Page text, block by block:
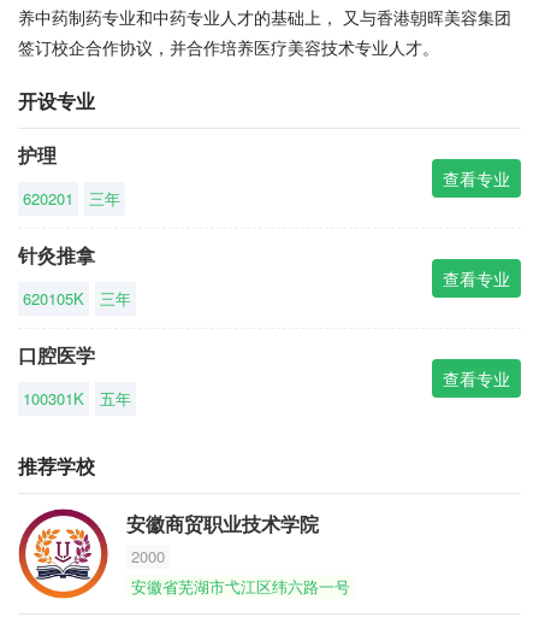
养中药制药专业和中药专业人才的基础上， 又与香港朝晖美容集团
签订校企合作协议，并合作培养医疗美容技术专业人才。
开设专业
护理
620201 三年
查看专业
针灸推拿
620105K 三年
查看专业
口腔医学
100301K 五年
查看专业
推荐学校
安徽商贸职业技术学院
2000
安徽省芜湖市弋江区纬六路一号